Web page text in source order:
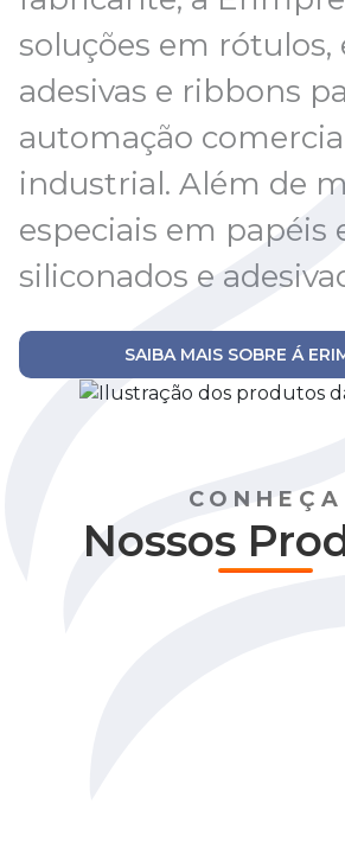
soluções em rótulos,
adesivas e ribbons
automação
industrial. Além de
especiais em papéis
siliconados e
SAIBA MAIS SOBRE Á
CONHEÇA
Nossos